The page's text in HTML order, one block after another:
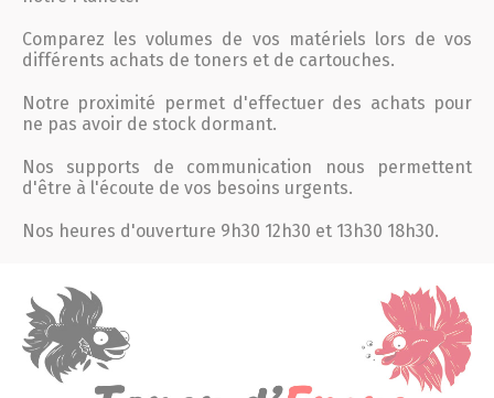
Comparez les volumes de vos matériels lors de vos
différents achats de toners et de cartouches.
Notre proximité permet d'effectuer des achats pour
ne pas avoir de stock dormant.
Nos supports de communication nous permettent
d'être à l'écoute de vos besoins urgents.
Nos heures d'ouverture 9h30 12h30 et 13h30 18h30.